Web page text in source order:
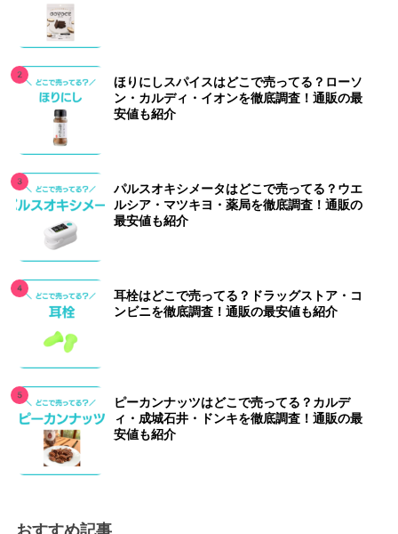
ほりにしスパイスはどこで売ってる？ローソ
ン・カルディ・イオンを徹底調査！通販の最
安値も紹介
パルスオキシメータはどこで売ってる？ウエ
ルシア・マツキヨ・薬局を徹底調査！通販の
最安値も紹介
耳栓はどこで売ってる？ドラッグストア・コ
ンビニを徹底調査！通販の最安値も紹介
ピーカンナッツはどこで売ってる？カルデ
ィ・成城石井・ドンキを徹底調査！通販の最
安値も紹介
おすすめ記事